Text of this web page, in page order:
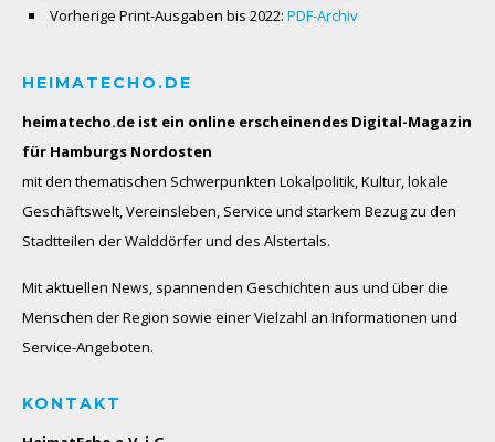
Vorherige Print-Ausgaben bis 2022: PDF-Archiv
HEIMATECHO.DE
heimatecho.de ist ein online erscheinendes Digital-Magazin
für Hamburgs Nordosten
mit den thematischen Schwerpunkten Lokalpolitik, Kultur, lokale
Geschäftswelt, Vereinsleben, Service und starkem Bezug zu den
Stadtteilen der Walddörfer und des Alstertals.
Mit aktuellen News, spannenden Geschichten aus und über die
Menschen der Region sowie einer Vielzahl an Informationen und
Service-Angeboten.
KONTAKT